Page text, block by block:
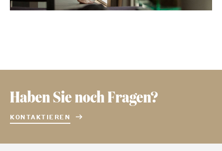
Haben Sie noch Fragen?
KONTAKTIEREN